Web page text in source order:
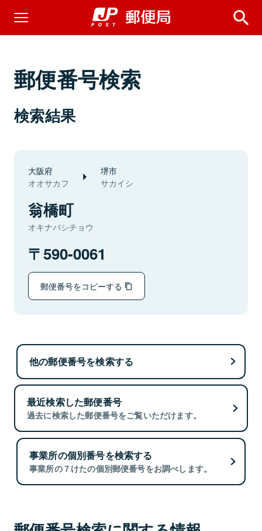
郵便番号検索
検索結果
大阪府
オオサカフ
堺市
サカイシ
翁橋町
オキナバシチョウ
590-0061
郵便番号をコピーする
他の郵便番号を検索する
最近検索した郵便番号
過去に検索した郵便番号をご覧いただけます。
事業所の個別番号を検索する
事業所の７けたの個別郵便番号をお調べします。